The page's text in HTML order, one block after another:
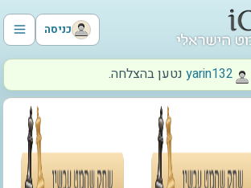
כניסה
‫yarin132‬ נטען בהצלחה.